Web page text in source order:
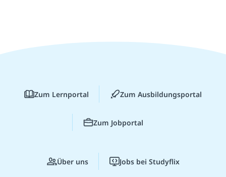
Zum Lernportal Zum Ausbildungsportal
Zum Jobportal
Über uns Jobs bei Studyflix